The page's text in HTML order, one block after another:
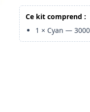
Ce kit comprend :
1 × Cyan —3000